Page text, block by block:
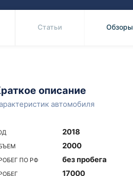
Статьи Обзоры
описание
автомобиля
2018
2000
ПО РФ без пробега
17000